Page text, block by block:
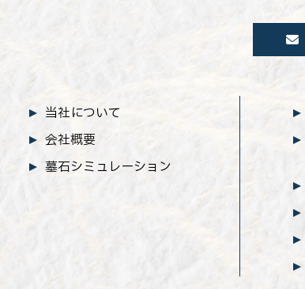
当社について
会社概要
墓石シミュレーション